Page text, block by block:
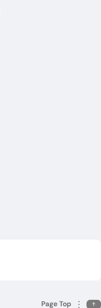
Page Top